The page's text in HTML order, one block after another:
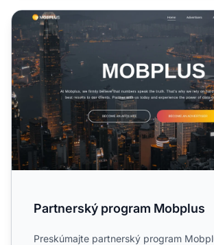
Partnerský program Mobplus
Partnerský program Mobplus
Preskúmajte partnerský program